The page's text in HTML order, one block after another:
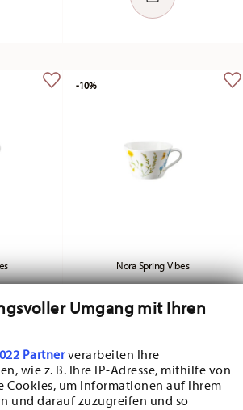
Umgang mit Ihren
Partnerverarbeiten Ihre
wie z. B. Ihre IP-Adresse, mithilfe von
Cookies, um Informationen auf Ihrem
und darauf zuzugreifen und so
from
to
Nora Spring Vibes
€ 13,41Price reduced
€ 14,90to
-10%